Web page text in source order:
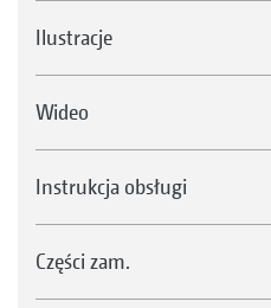
Ilustracje
Wideo
Instrukcja obsługi
Części zam.